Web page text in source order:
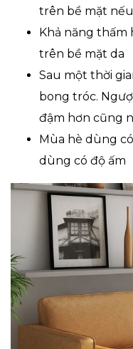
trên bề mặt
Khả năng thấm
trên bề mặt da
Sau một thời
bong tróc.
đậm hơn cũng
Mùa hè dùng
dùng có độ ấm